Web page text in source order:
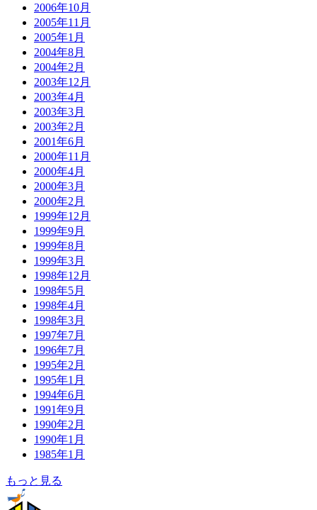
2006年10月
2005年11月
2005年1月
2004年8月
2004年2月
2003年12月
2003年4月
2003年3月
2003年2月
2001年6月
2000年11月
2000年4月
2000年3月
2000年2月
1999年12月
1999年9月
1999年8月
1999年3月
1998年12月
1998年5月
1998年4月
1998年3月
1997年7月
1996年7月
1995年2月
1995年1月
1994年6月
1991年9月
1990年2月
1990年1月
1985年1月
もっと見る